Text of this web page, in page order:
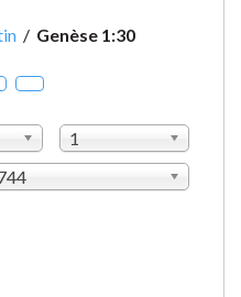
/ Genèse 1:30
1